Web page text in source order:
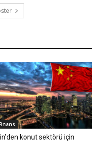
konut sektörü için